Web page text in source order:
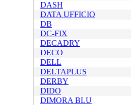
DASH
DATA UFFICIO
DB
DC-FIX
DECADRY
DECO
DELL
DELTAPLUS
DERBY
DIDO
DIMORA BLU